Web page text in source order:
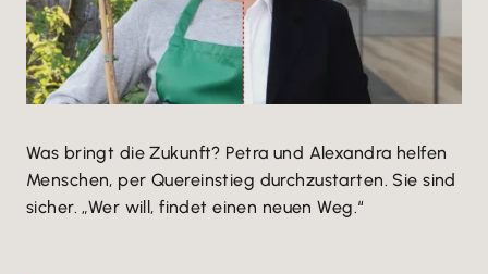
Was bringt die Zukunft? Petra und Alexandra helfen
Menschen, per Quereinstieg durchzustarten. Sie sind
sicher. „Wer will, findet einen neuen Weg.“